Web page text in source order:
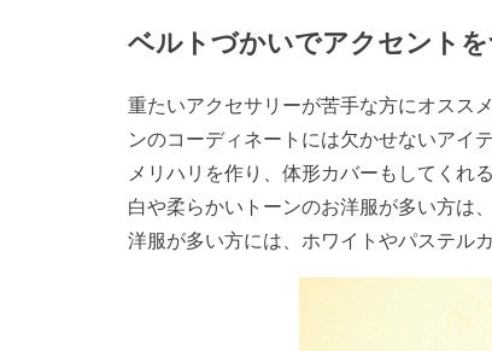
ベルトづかいでアクセント
重たいアクセサリーが苦手な方にオスス
ンのコーディネートには欠かせないアイ
メリハリを作り、体形カバーもしてくれ
白や柔らかいトーンのお洋服が多い方は
洋服が多い方には、ホワイトやパステル